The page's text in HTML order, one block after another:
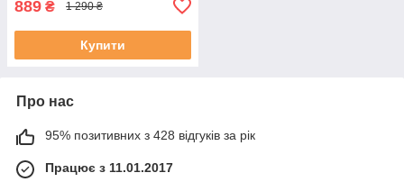
889 ₴ 1 290 ₴
Купити
Про нас
95% позитивних з 428 відгуків за рік
Працює з 11.01.2017